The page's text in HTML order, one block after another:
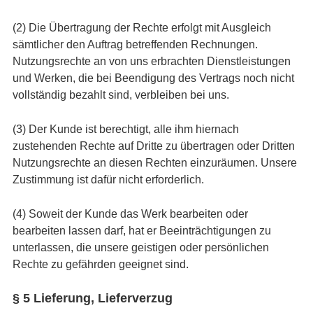
(2) Die Übertragung der Rechte erfolgt mit Ausgleich
sämtlicher den Auftrag betreffenden Rechnungen.
Nutzungsrechte an von uns erbrachten Dienstleistungen
und Werken, die bei Beendigung des Vertrags noch nicht
vollständig bezahlt sind, verbleiben bei uns.
(3) Der Kunde ist berechtigt, alle ihm hiernach
zustehenden Rechte auf Dritte zu übertragen oder Dritten
Nutzungsrechte an diesen Rechten einzuräumen. Unsere
Zustimmung ist dafür nicht erforderlich.
(4) Soweit der Kunde das Werk bearbeiten oder
bearbeiten lassen darf, hat er Beeinträchtigungen zu
unterlassen, die unsere geistigen oder persönlichen
Rechte zu gefährden geeignet sind.
§ 5 Lieferung, Lieferverzug